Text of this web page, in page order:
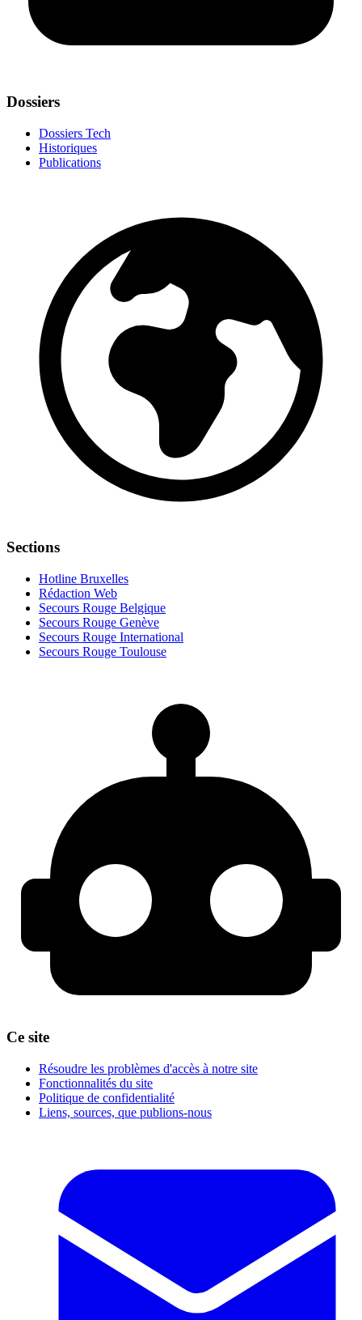
Dossiers
Dossiers Tech
Historiques
Publications
Sections
Hotline Bruxelles
Rédaction Web
Secours Rouge Belgique
Secours Rouge Genève
Secours Rouge International
Secours Rouge Toulouse
Ce site
Résoudre les problèmes d'accès à notre site
Fonctionnalités du site
Politique de confidentialité
Liens, sources, que publions-nous